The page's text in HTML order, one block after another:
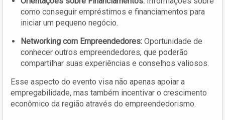
como conseguir empréstimos e financiamentos para
iniciar um pequeno negócio.
Networking com Empreendedores: Oportunidade de
conhecer outros empreendedores, que poderão
compartilhar suas experiências e conselhos valiosos.
Esse aspecto do evento visa não apenas apoiar a
empregabilidade, mas também incentivar o crescimento
econômico da região através do empreendedorismo.